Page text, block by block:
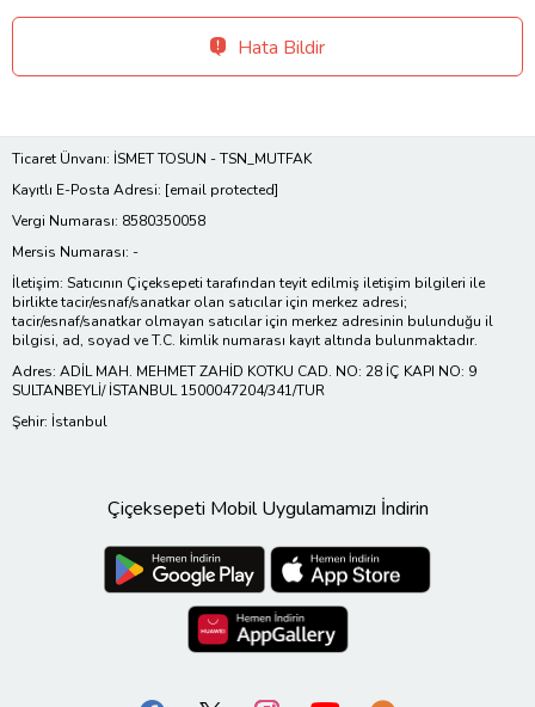
Hata Bildir
Ticaret Ünvanı: İSMET TOSUN - TSN_MUTFAK
Kayıtlı E-Posta Adresi: [email protected]
Vergi Numarası: 8580350058
Mersis Numarası: -
İletişim: Satıcının Çiçeksepeti tarafından teyit edilmiş iletişim bilgileri ile
birlikte tacir/esnaf/sanatkar olan satıcılar için merkez adresi;
tacir/esnaf/sanatkar olmayan satıcılar için merkez adresinin bulunduğu il
bilgisi, ad, soyad ve T.C. kimlik numarası kayıt altında bulunmaktadır.
Adres: ADİL MAH. MEHMET ZAHİD KOTKU CAD. NO: 28 İÇ KAPI NO: 9
SULTANBEYLİ/ İSTANBUL 1500047204/341/TUR
Şehir: İstanbul
Çiçeksepeti Mobil Uygulamamızı İndirin